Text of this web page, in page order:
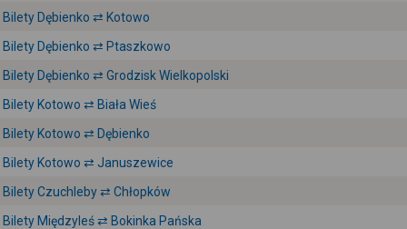
Bilety Dębienko ⇄ Kotowo
Bilety Dębienko ⇄ Ptaszkowo
Bilety Dębienko ⇄ Grodzisk Wielkopolski
Bilety Kotowo ⇄ Biała Wieś
Bilety Kotowo ⇄ Dębienko
Bilety Kotowo ⇄ Januszewice
Bilety Czuchleby ⇄ Chłopków
Bilety Międzyleś ⇄ Bokinka Pańska